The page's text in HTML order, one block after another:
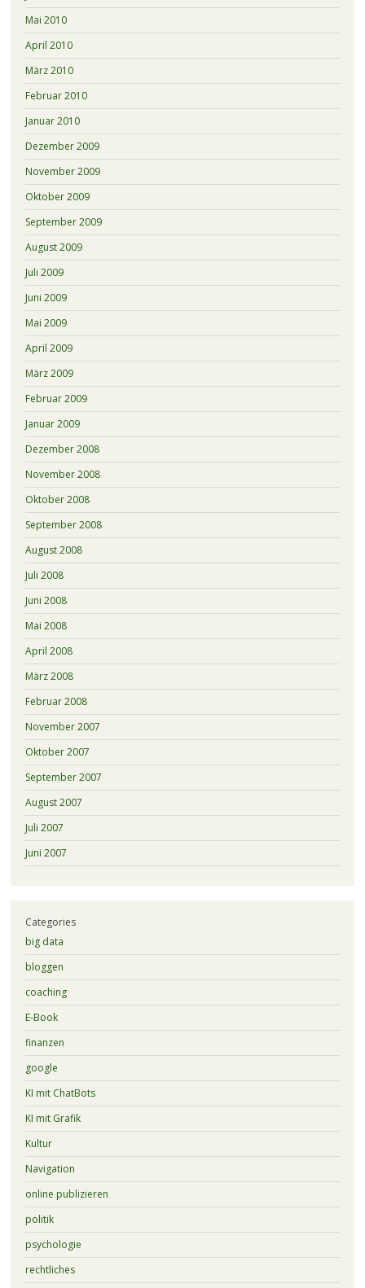
Mai 2010
April 2010
März 2010
Februar 2010
Januar 2010
Dezember 2009
November 2009
Oktober 2009
September 2009
August 2009
Juli 2009
Juni 2009
Mai 2009
April 2009
März 2009
Februar 2009
Januar 2009
Dezember 2008
November 2008
Oktober 2008
September 2008
August 2008
Juli 2008
Juni 2008
Mai 2008
April 2008
März 2008
Februar 2008
November 2007
Oktober 2007
September 2007
August 2007
Juli 2007
Juni 2007
Categories
big data
bloggen
coaching
E-Book
finanzen
google
KI mit ChatBots
KI mit Grafik
Kultur
Navigation
online publizieren
politik
psychologie
rechtliches